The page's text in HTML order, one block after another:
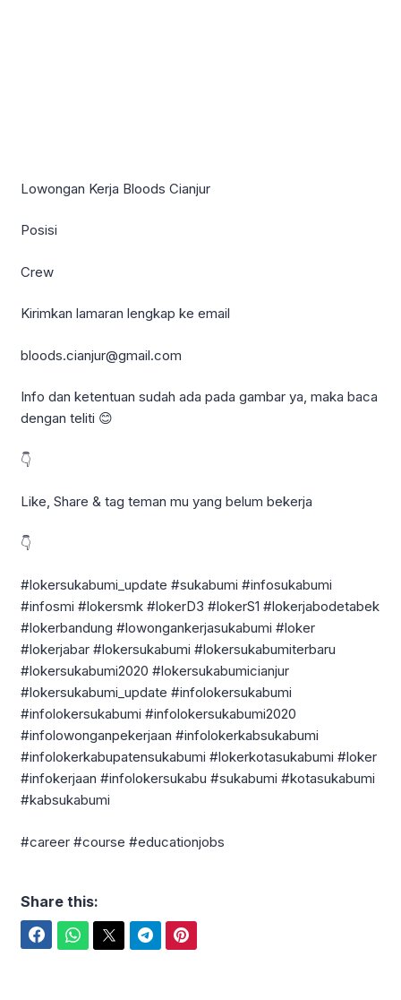
Lowongan Kerja Bloods Cianjur
Posisi
Crew
Kirimkan lamaran lengkap ke email
bloods.cianjur@gmail.com
Info dan ketentuan sudah ada pada gambar ya, maka baca
dengan teliti 😊
👇
Like, Share & tag teman mu yang belum bekerja
👇
#lokersukabumi_update #sukabumi #infosukabumi
#infosmi #lokersmk #lokerD3 #lokerS1 #lokerjabodetabek
#lokerbandung #lowongankerjasukabumi #loker
#lokerjabar #lokersukabumi #lokersukabumiterbaru
#lokersukabumi2020 #lokersukabumicianjur
#lokersukabumi_update #infolokersukabumi
#infolokersukabumi #infolokersukabumi2020
#infolowonganpekerjaan #infolokerkabsukabumi
#infolokerkabupatensukabumi #lokerkotasukabumi #loker
#infokerjaan #infolokersukabu #sukabumi #kotasukabumi
#kabsukabumi
#career #course #educationjobs
Share this: